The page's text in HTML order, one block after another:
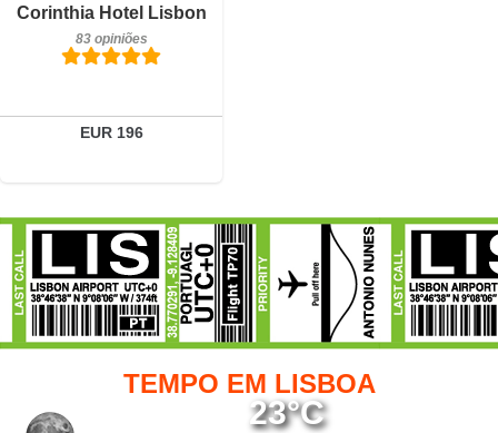
Corinthia Hotel Lisbon
83 opiniões
EUR 196
83 opiniões
Reservar
TEMPO EM LISBOA
23°C